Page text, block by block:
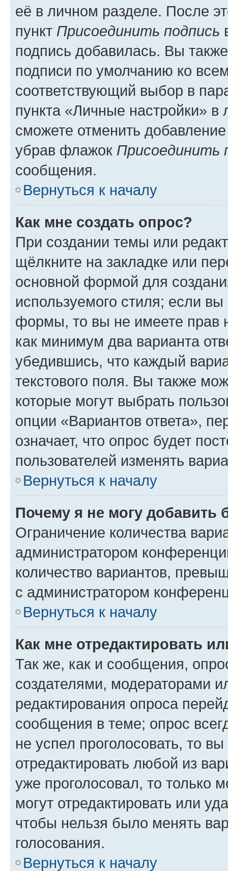
её в личном разделе. После
пункт Присоединить подпись
подпись добавилась. Вы
подписи по умолчанию ко
соответствующий выбор в
пункта «Личные настройки»
сможете отменить
убрав флажок Присоединить
сообщения.
Вернуться к началу
Как мне создать опрос?
При создании темы или
щёлкните на закладке или
основной формой для
используемого стиля; если
формы, то вы не имеете прав
как минимум два варианта
убедившись, что каждый
текстового поля. Вы также
которые могут выбрать
опции «Вариантов ответа»,
означает, что опрос будет
пользователей изменять
Вернуться к началу
Почему я не могу добавить
Ограничение количества
администратором
количество вариантов,
с администратором
Вернуться к началу
Как мне отредактировать
Так же, как и сообщения,
создателями, модераторами
редактирования опроса
сообщения в теме; опрос
не успел проголосовать, то
отредактировать любой из
уже проголосовал, то только
могут отредактировать или
чтобы нельзя было менять
голосования.
Вернуться к началу